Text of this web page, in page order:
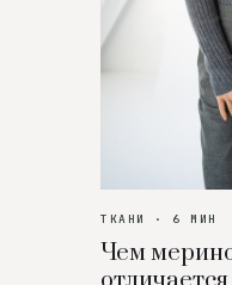
ТКАНИ · 6 МИН
Чем